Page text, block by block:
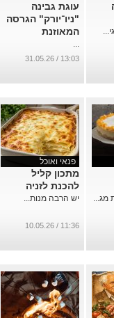
עוגת גבינה
"ניו־יורק" הגרסה
המאוזנת
...
13:03 / 31.05.26
מג...
פנאי ואוכל
מתכון קליל
להכנת לזניה
יש הרבה מנות...
11:36 / 10.05.26